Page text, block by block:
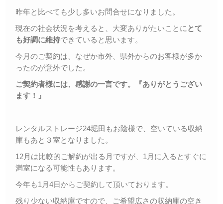
昨年と比べても少し多いお問合せになりました。
現在の社会状況を考えると、大変ありがたいことに とて
も好調に維持できていると思います。
今月のご契約は、なぜか市外、県外からのお客様が多か
ったのが意外でした。
ご契約者様には、感謝の一言です。『ありがとうござい
ます！』
レンタルストレージ24堀田もお陰様で、空いている収納
庫もあと３室となりました。
12月は比較的ご解約が出る月ですが、1月に入るとすぐに
満室になる可能性もあります。
今年も1月4日からご契約して頂いております。
残り少ない収納庫ですので、ご希望広さの収納庫の空き